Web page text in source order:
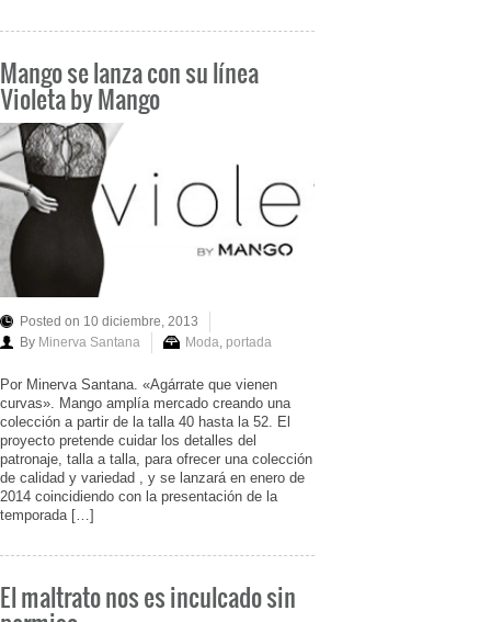
Mango se lanza con su línea
Violeta by Mango
Posted on 10 diciembre, 2013
By Minerva Santana Moda, portada
Por Minerva Santana. «Agárrate que vienen
curvas». Mango amplía mercado creando una
colección a partir de la talla 40 hasta la 52. El
proyecto pretende cuidar los detalles del
patronaje, talla a talla, para ofrecer una colección
de calidad y variedad , y se lanzará en enero de
2014 coincidiendo con la presentación de la
temporada […]
El maltrato nos es inculcado sin